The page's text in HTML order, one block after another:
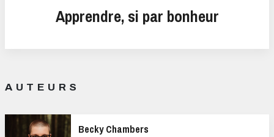
Apprendre, si par bonheur
AUTEURS
Becky Chambers